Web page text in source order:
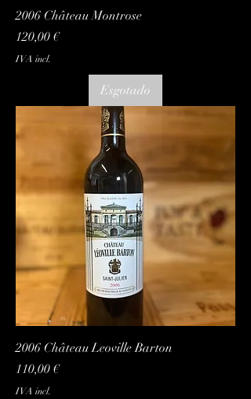
2006 Château Montrose
Preço
120,00 €
IVA incl.
Esgotado
2006 Château Leoville Barton
Preço
110,00 €
IVA incl.